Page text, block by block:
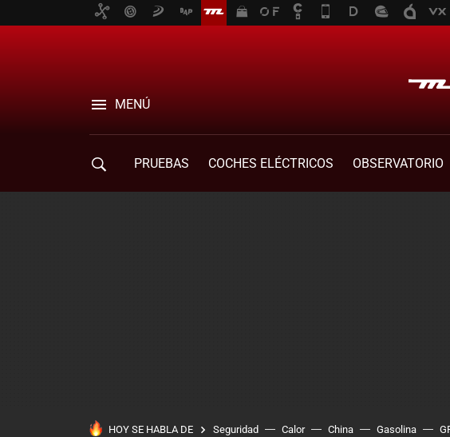
MENÚ
PRUEBAS COCHES ELÉCTRICOS OBSERVATORIO
HOY SE HABLA DE Seguridad Calor China Gasolina